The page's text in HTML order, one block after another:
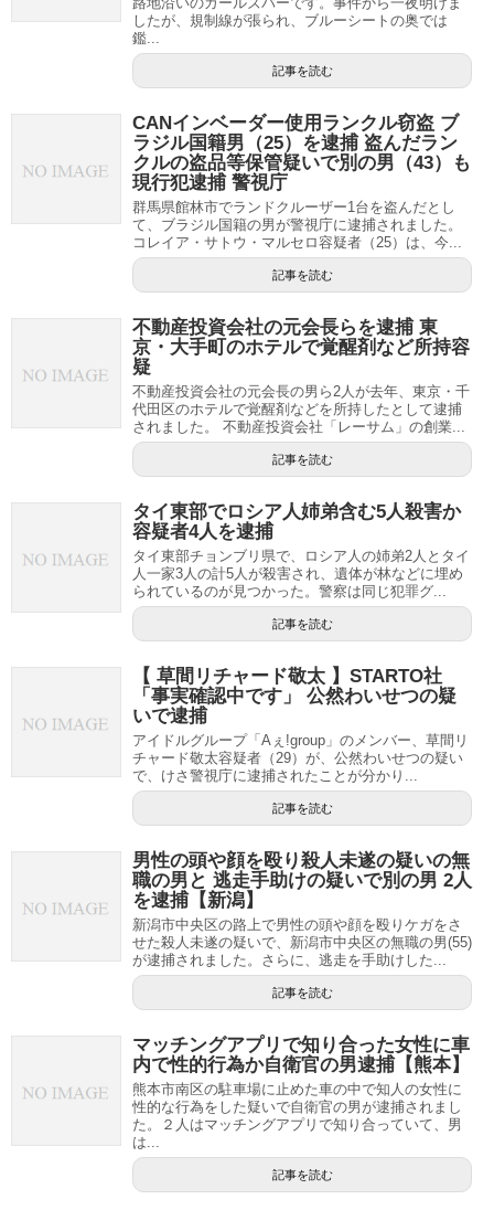
したが、規制線が張られ、ブルーシートの奥では
鑑...
記事を読む
CANインベーダー使用ランクル窃盗 ブ
ラジル国籍男（25）を逮捕 盗んだラン
クルの盗品等保管疑いで別の男（43）も
現行犯逮捕 警視庁
群馬県館林市でランドクルーザー1台を盗んだとし
て、ブラジル国籍の男が警視庁に逮捕されました。
コレイア・サトウ・マルセロ容疑者（25）は、今...
記事を読む
不動産投資会社の元会長らを逮捕 東
京・大手町のホテルで覚醒剤など所持容
疑
不動産投資会社の元会長の男ら2人が去年、東京・千
代田区のホテルで覚醒剤などを所持したとして逮捕
されました。 不動産投資会社「レーサム」の創業...
記事を読む
タイ東部でロシア人姉弟含む5人殺害か
容疑者4人を逮捕
タイ東部チョンブリ県で、ロシア人の姉弟2人とタイ
人一家3人の計5人が殺害され、遺体が林などに埋め
られているのが見つかった。警察は同じ犯罪グ...
記事を読む
【 草間リチャード敬太 】STARTO社
「事実確認中です」 公然わいせつの疑
いで逮捕
アイドルグループ「Aぇ!group」のメンバー、草間リ
チャード敬太容疑者（29）が、公然わいせつの疑い
で、けさ警視庁に逮捕されたことが分かり...
記事を読む
男性の頭や顔を殴り殺人未遂の疑いの無
職の男と 逃走手助けの疑いで別の男 2人
を逮捕【新潟】
新潟市中央区の路上で男性の頭や顔を殴りケガをさ
せた殺人未遂の疑いで、新潟市中央区の無職の男(55)
が逮捕されました。さらに、逃走を手助けした...
記事を読む
マッチングアプリで知り合った女性に車
内で性的行為か自衛官の男逮捕【熊本】
熊本市南区の駐車場に止めた車の中で知人の女性に
性的な行為をした疑いで自衛官の男が逮捕されまし
た。２人はマッチングアプリで知り合っていて、男
は...
記事を読む